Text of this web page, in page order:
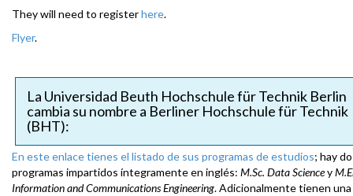
They will need to registerhere.
Flyer.
La Universidad Beuth Hochschule für Technik Berlin
cambia su nombre a Berliner Hochschule für Technik
(BHT):
En este enlace tienes el listado de sus programas de estudios; hay
programas impartidos íntegramente en inglés: M.Sc. Data Sciencey
Information and Communications Engineering. Adicionalmente tienen una